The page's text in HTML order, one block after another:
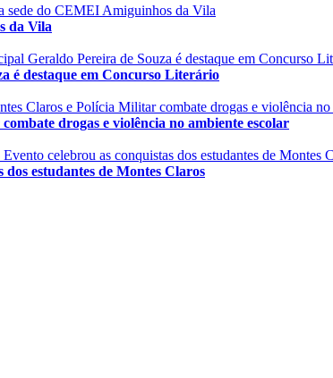
da Vila
destaque em Concurso Literário
drogas e violência no ambiente escolar
estudantes de Montes Claros